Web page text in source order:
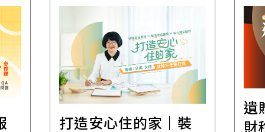
打造安心住的家｜裝
遺
財